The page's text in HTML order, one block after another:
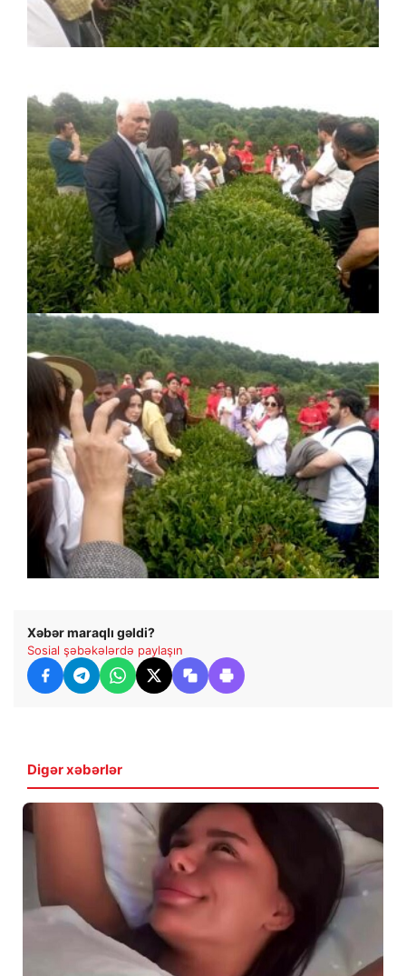
Xəbər maraqlı gəldi?
Sosial şəbəkələrdə paylaşın
Digər xəbərlər